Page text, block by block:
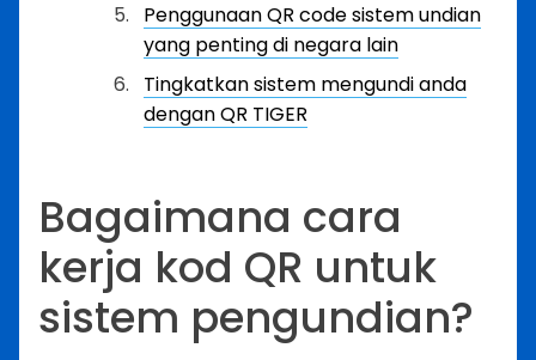
Penggunaan QR code sistem undian
yang penting di negara lain
Tingkatkan sistem mengundi anda
dengan QR TIGER
Bagaimana cara
kerja kod QR untuk
sistem pengundian?